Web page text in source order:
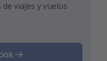
viajes y vuelos
ofertas y los